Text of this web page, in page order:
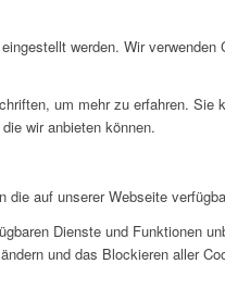
werden. Wir
um mehr zu erfahren.
wir anbieten können.
auf unserer Webseite
Dienste und Funktionen
und das Blockieren aller